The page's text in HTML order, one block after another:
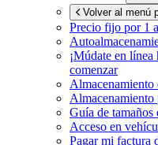
Volver al menú
Precio fijo por 1
¡Múdate en
comenzar
Almacenamiento
Guía de tamaños
Acceso en
Pagar mi factura